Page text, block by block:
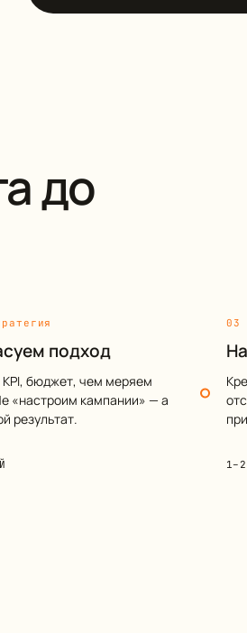
до
подход
KPI, бюджет, чем меряем
«настроим кампании» — а
результат.
03